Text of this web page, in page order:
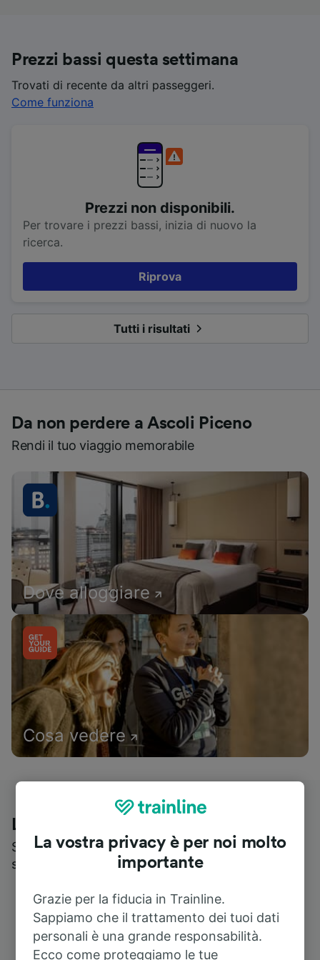
Prezzi bassi questa settimana
Trovati di recente da altri passeggeri.
Come funziona
Prezzi non disponibili.
Per trovare i prezzi bassi, inizia di nuovo la
ricerca.
Riprova
Tutti i risultati
Da non perdere a Ascoli Piceno
Rendi il tuo viaggio memorabile
Dove alloggiare
Cosa vedere
Le recensioni dei nostri viaggiatori
Scopri cosa pensa realmente chi utilizza i nostri
servizi
La vostra privacy è per noi molto
importante
Grazie per la fiducia in Trainline.
Sappiamo che il trattamento dei tuoi dati
personali è una grande responsabilità.
Ecco come proteggiamo le tue